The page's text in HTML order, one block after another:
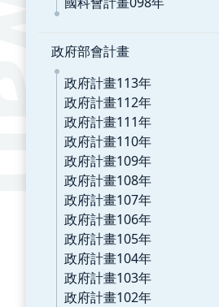
政府部會計畫
政府計畫113年
政府計畫112年
政府計畫111年
政府計畫110年
政府計畫109年
政府計畫108年
政府計畫107年
政府計畫106年
政府計畫105年
政府計畫104年
政府計畫103年
政府計畫102年